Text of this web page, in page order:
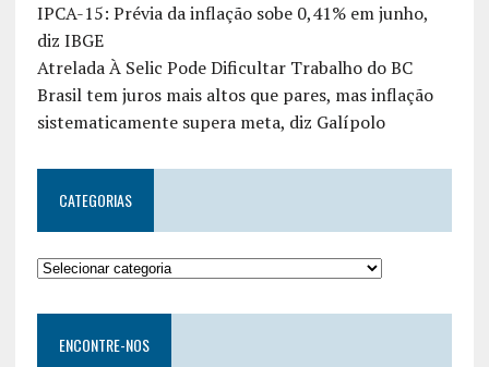
IPCA-15: Prévia da inflação sobe 0,41% em junho,
diz IBGE
Atrelada À Selic Pode Dificultar Trabalho do BC
Brasil tem juros mais altos que pares, mas inflação
sistematicamente supera meta, diz Galípolo
CATEGORIAS
ENCONTRE-NOS